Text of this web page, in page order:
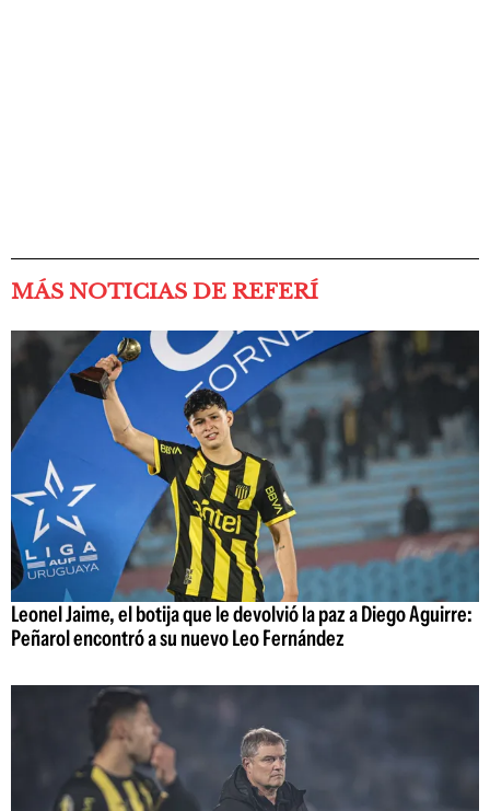
MÁS NOTICIAS DE REFERÍ
Leonel Jaime, el botija que le devolvió la paz a Diego Aguirre:
Peñarol encontró a su nuevo Leo Fernández